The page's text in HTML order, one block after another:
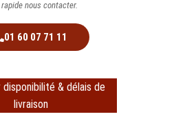
nous contacter.
01 60 07 71 11
disponibilité & délais de
livraison